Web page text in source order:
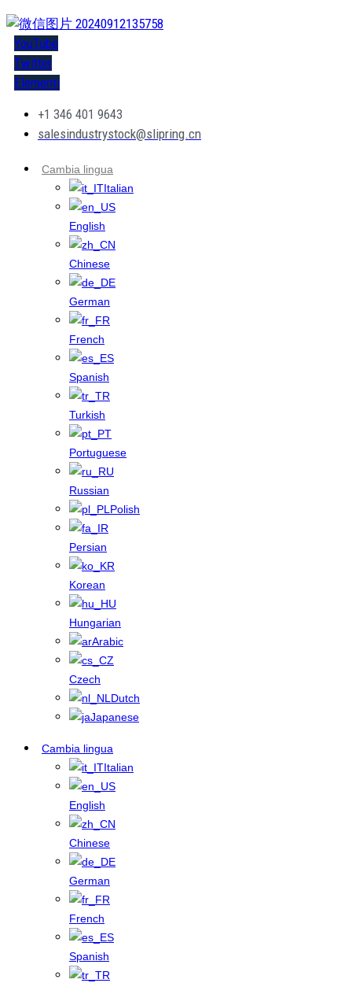
YouTube
Twitter
Elementi
+1 346 401 9643
salesindustrystock@slipring.cn
Cambia lingua
Italian
English
Chinese
German
French
Spanish
Turkish
Portuguese
Russian
Polish
Persian
Korean
Hungarian
Arabic
Czech
Dutch
Japanese
Cambia lingua
Italian
English
Chinese
German
French
Spanish